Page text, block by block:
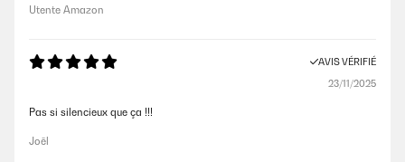
Utente Amazon
AVIS VÉRIFIÉ
23/11/2025
Pas si silencieux que ça !!!
Joël